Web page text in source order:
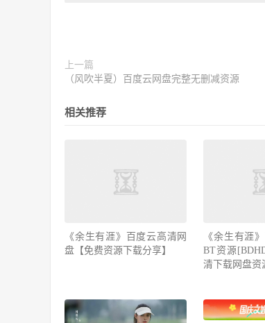
上一篇
（风吹半夏）百度云网盘完整无删减资源
相关推荐
《余生有涯》百度云高清网
盘【免费资源下载分享】
《余生有涯
BT资源
清下载网盘资